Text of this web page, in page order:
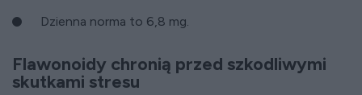
Dzienna norma to 6,8 mg.
Flawonoidy chronią przed szkodliwymi
skutkami stresu